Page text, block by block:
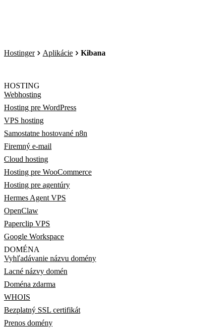
Hostinger Aplikácie Kibana
HOSTING
Webhosting
Hosting pre WordPress
VPS hosting
Samostatne hostované n8n
Firemný e-mail
Cloud hosting
Hosting pre WooCommerce
Hosting pre agentúry
Hermes Agent VPS
OpenClaw
Paperclip VPS
Google Workspace
DOMÉNA
Vyhľadávanie názvu domény
Lacné názvy domén
Doména zdarma
WHOIS
Bezplatný SSL certifikát
Prenos domény